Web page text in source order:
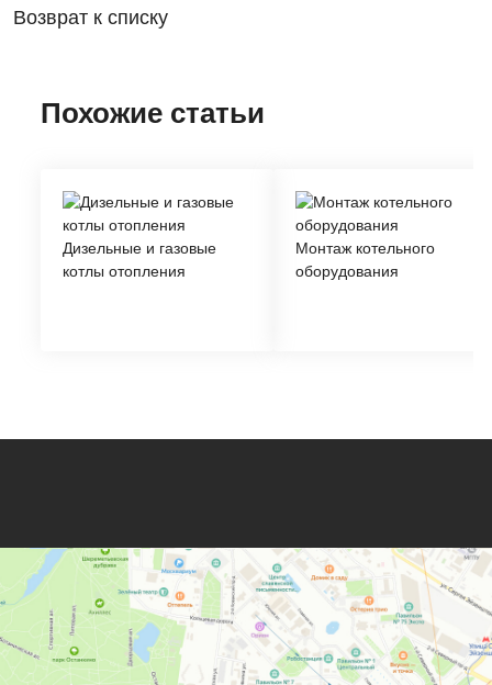
Возврат к списку
Похожие статьи
Дизельные и газовые
котлы отопления
Монтаж котельного
оборудования